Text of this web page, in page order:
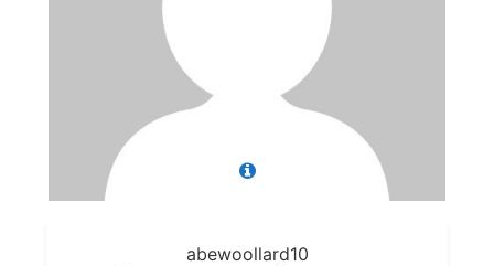
abewoollard10